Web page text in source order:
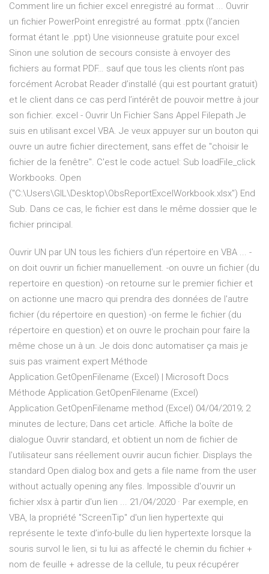
Comment lire un fichier excel enregistré au format ... Ouvrir
un fichier PowerPoint enregistré au format .pptx (l’ancien
format étant le .ppt) Une visionneuse gratuite pour excel
Sinon une solution de secours consiste à envoyer des
fichiers au format PDF… sauf que tous les clients n’ont pas
forcément Acrobat Reader d’installé (qui est pourtant gratuit)
et le client dans ce cas perd l’intérêt de pouvoir mettre à jour
son fichier. excel - Ouvrir Un Fichier Sans Appel Filepath Je
suis en utilisant excel VBA. Je veux appuyer sur un bouton qui
ouvre un autre fichier directement, sans effet de "choisir le
fichier de la fenêtre". C'est le code actuel: Sub loadFile_click
Workbooks. Open
("C:\Users\GIL\Desktop\ObsReportExcelWorkbook.xlsx") End
Sub. Dans ce cas, le fichier est dans le même dossier que le
fichier principal.
Ouvrir UN par UN tous les fichiers d'un répertoire en VBA ... -
on doit ouvrir un fichier manuellement. -on ouvre un fichier (du
repertoire en question) -on retourne sur le premier fichier et
on actionne une macro qui prendra des données de l'autre
fichier (du répertoire en question) -on ferme le fichier (du
répertoire en question) et on ouvre le prochain pour faire la
même chose un à un. Je dois donc automatiser ça mais je
suis pas vraiment expert Méthode
Application.GetOpenFilename (Excel) | Microsoft Docs
Méthode Application.GetOpenFilename (Excel)
Application.GetOpenFilename method (Excel) 04/04/2019; 2
minutes de lecture; Dans cet article. Affiche la boîte de
dialogue Ouvrir standard, et obtient un nom de fichier de
l'utilisateur sans réellement ouvrir aucun fichier. Displays the
standard Open dialog box and gets a file name from the user
without actually opening any files. Impossible d'ouvrir un
fichier xlsx à partir d'un lien ... 21/04/2020 · Par exemple, en
VBA, la propriété "ScreenTip" d'un lien hypertexte qui
représente le texte d’info-bulle du lien hypertexte lorsque la
souris survol le lien, si tu lui as affecté le chemin du fichier +
nom de feuille + adresse de la cellule, tu peux récupérer